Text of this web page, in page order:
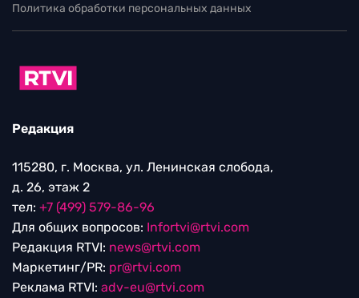
Политика обработки персональных данных
Редакция
115280, г. Москва, ул. Ленинская слобода,
д. 26, этаж 2
тел: +7 (499) 579-86-96
Для общих вопросов: Infortvi@rtvi.com
Редакция RTVI: news@rtvi.com
Маркетинг/PR: pr@rtvi.com
Реклама RTVI: adv-eu@rtvi.com